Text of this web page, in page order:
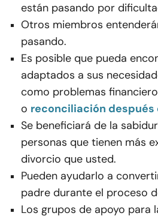
están pasando por
Otros miembros
pasando.
Es posible que pueda
adaptados a sus
como problemas
o reconciliación después
Se beneficiará de la
personas que tienen más
divorcio que usted.
Pueden ayudarlo a
padre durante el proceso
Los grupos de apoyo para